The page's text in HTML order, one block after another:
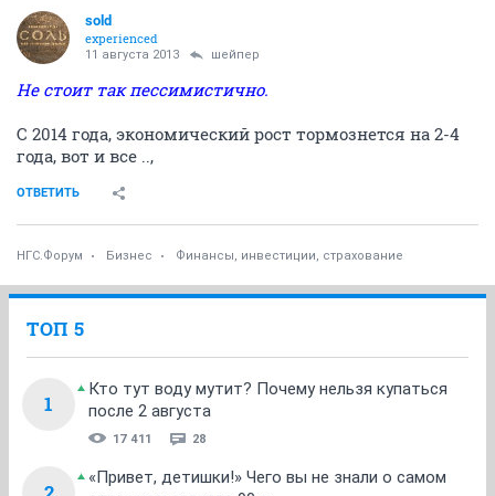
sold
experienced
11 августа 2013 шейпер
Не стоит так пессимистично.
С 2014 года, экономический рост тормознется на 2-4
года, вот и все ..,
ОТВЕТИТЬ
НГС.Форум Бизнес Финансы, инвестиции, страхование
ТОП 5
1
Кто тут воду мутит? Почему нельзя купаться
после 2 августа
17 411 28
«Привет, детишки!» Чего вы не знали о самом